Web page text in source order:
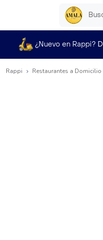
¿Nuevo en Rappi?
Rappi Restaurantes a Domicilio